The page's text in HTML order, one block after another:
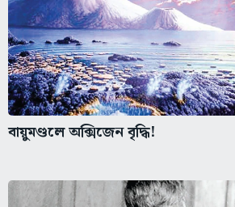
বায়ুমণ্ডলে অক্সিজেন বৃদ্ধি!